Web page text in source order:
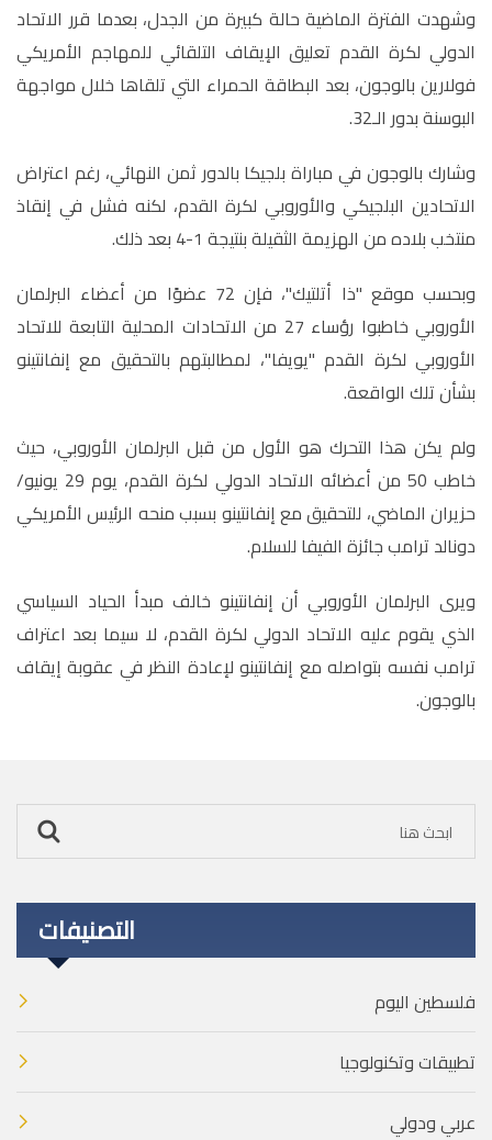
وشهدت الفترة الماضية حالة كبيرة من الجدل، بعدما قرر الاتحاد
الدولي لكرة القدم تعليق الإيقاف التلقائي للمهاجم الأمريكي
فولارين بالوجون، بعد البطاقة الحمراء التي تلقاها خلال مواجهة
البوسنة بدور الـ32.
وشارك بالوجون في مباراة بلجيكا بالدور ثمن النهائي، رغم اعتراض
الاتحادين البلجيكي والأوروبي لكرة القدم، لكنه فشل في إنقاذ
منتخب بلاده من الهزيمة الثقيلة بنتيجة 1-4 بعد ذلك.
وبحسب موقع "ذا أتلتيك"، فإن 72 عضوًا من أعضاء البرلمان
الأوروبي خاطبوا رؤساء 27 من الاتحادات المحلية التابعة للاتحاد
الأوروبي لكرة القدم "يويفا"، لمطالبتهم بالتحقيق مع إنفانتينو
بشأن تلك الواقعة.
ولم يكن هذا التحرك هو الأول من قبل البرلمان الأوروبي، حيث
خاطب 50 من أعضائه الاتحاد الدولي لكرة القدم، يوم 29 يونيو/
حزيران الماضي، للتحقيق مع إنفانتينو بسبب منحه الرئيس الأمريكي
دونالد ترامب جائزة الفيفا للسلام.
ويرى البرلمان الأوروبي أن إنفانتينو خالف مبدأ الحياد السياسي
الذي يقوم عليه الاتحاد الدولي لكرة القدم، لا سيما بعد اعتراف
ترامب نفسه بتواصله مع إنفانتينو لإعادة النظر في عقوبة إيقاف
بالوجون.
التصنيفات
فلسطين اليوم
تطبيقات وتكنولوجيا
عربي ودولي